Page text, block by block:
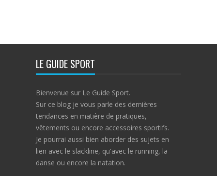
LE GUIDE SPORT
Bienvenue sur Le Guide Sport.
Sur ce blog je vous parle des dernières
tendances en matière de pratiques,
vêtements ou encore accessoires sportifs.
Je pourrai aussi bien aborder des sujets en
lien avec le slackline, qu'avec le running, la
danse ou encore la natation.